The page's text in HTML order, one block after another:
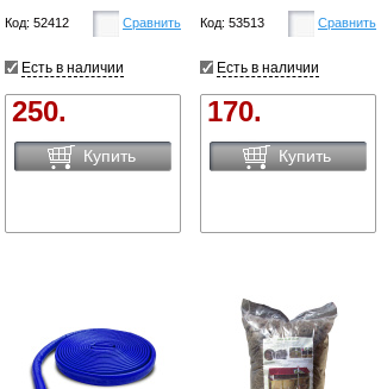
Код: 52412 Сравнить
Есть в наличии
250.
Купить
Код: 53513 Сравнить
Есть в наличии
170.
Купить